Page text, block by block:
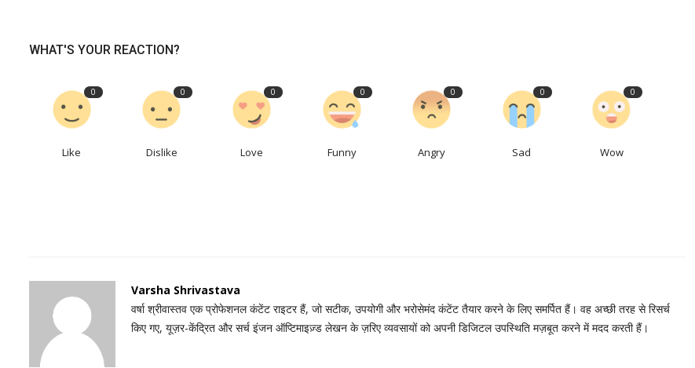
WHAT'S YOUR REACTION?
0
Like
0
Dislike
0
Love
0
Funny
0
Angry
0
Sad
0
Wow
Varsha Shrivastava
वर्षा श्रीवास्तव एक प्रोफेशनल कंटेंट राइटर हैं, जो सटीक, उपयोगी और भरोसेमंद कंटेंट तैयार करने के लिए समर्पित हैं। वह अच्छी तरह से रिसर्च
किए गए, यूज़र-केंद्रित और सर्च इंजन ऑप्टिमाइज़्ड लेखन के ज़रिए व्यवसायों को अपनी डिजिटल उपस्थिति मज़बूत करने में मदद करती हैं।